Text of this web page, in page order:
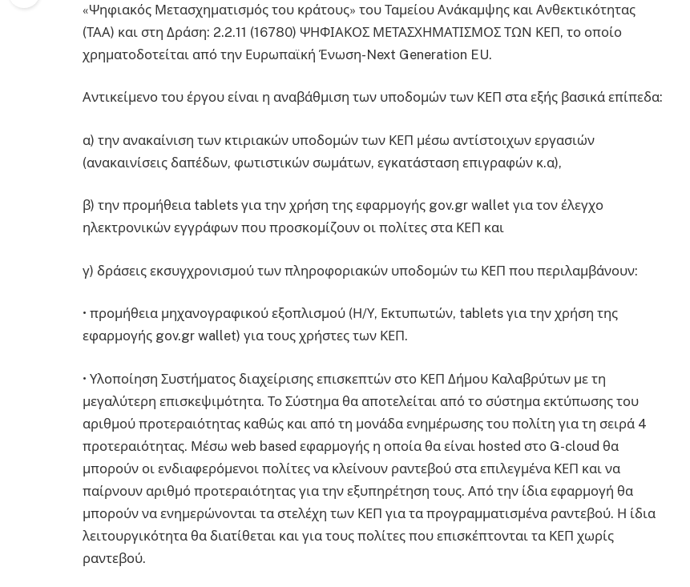
«Ψηφιακός Μετασχηματισμός του κράτους» του Ταμείου Ανάκαμψης και Ανθεκτικότητας
(ΤΑΑ) και στη Δράση: 2.2.11 (16780) ΨΗΦΙΑΚΟΣ ΜΕΤΑΣΧΗΜΑΤΙΣΜΟΣ ΤΩΝ ΚΕΠ, το οποίο
χρηματοδοτείται από την Ευρωπαϊκή Ένωση-Next Generation EU.
Αντικείμενο του έργου είναι η αναβάθμιση των υποδομών των ΚΕΠ στα εξής βασικά επίπεδα:
α) την ανακαίνιση των κτιριακών υποδομών των ΚΕΠ μέσω αντίστοιχων εργασιών
(ανακαινίσεις δαπέδων, φωτιστικών σωμάτων, εγκατάσταση επιγραφών κ.α),
β) την προμήθεια tablets για την χρήση της εφαρμογής gov.gr wallet για τον έλεγχο
ηλεκτρονικών εγγράφων που προσκομίζουν οι πολίτες στα ΚΕΠ και
γ) δράσεις εκσυγχρονισμού των πληροφοριακών υποδομών τω ΚΕΠ που περιλαμβάνουν:
• προμήθεια μηχανογραφικού εξοπλισμού (Η/Υ, Εκτυπωτών, tablets για την χρήση της
εφαρμογής gov.gr wallet) για τους χρήστες των ΚΕΠ.
• Υλοποίηση Συστήματος διαχείρισης επισκεπτών στο ΚΕΠ Δήμου Καλαβρύτων με τη
μεγαλύτερη επισκεψιμότητα. Το Σύστημα θα αποτελείται από το σύστημα εκτύπωσης του
αριθμού προτεραιότητας καθώς και από τη μονάδα ενημέρωσης του πολίτη για τη σειρά 4
προτεραιότητας. Μέσω web based εφαρμογής η οποία θα είναι hosted στο G-cloud θα
μπορούν οι ενδιαφερόμενοι πολίτες να κλείνουν ραντεβού στα επιλεγμένα ΚΕΠ και να
παίρνουν αριθμό προτεραιότητας για την εξυπηρέτηση τους. Από την ίδια εφαρμογή θα
μπορούν να ενημερώνονται τα στελέχη των ΚΕΠ για τα προγραμματισμένα ραντεβού. Η ίδια
λειτουργικότητα θα διατίθεται και για τους πολίτες που επισκέπτονται τα ΚΕΠ χωρίς
ραντεβού.